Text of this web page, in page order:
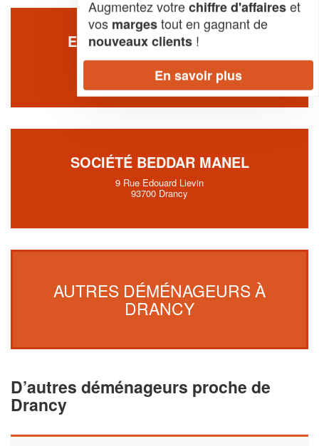
ENTREPRISE GBTP (SARL)
147 Rue Anatole France
93700 Drancy
SOCIÉTÉ BEDDAR MANEL
9 Rue Edouard Lievin
93700 Drancy
AUTRES DÉMÉNAGEURS À
DRANCY
D’autres déménageurs proche de
Drancy
Augmentez votrechiffre d'affaireset
vos margestout en gagnant de
nouveaux clients !
En savoir plus